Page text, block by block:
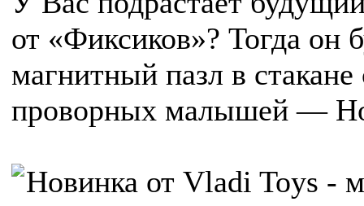
от «Фиксиков»? Тогда он
магнитный пазл в
проворных малышей —